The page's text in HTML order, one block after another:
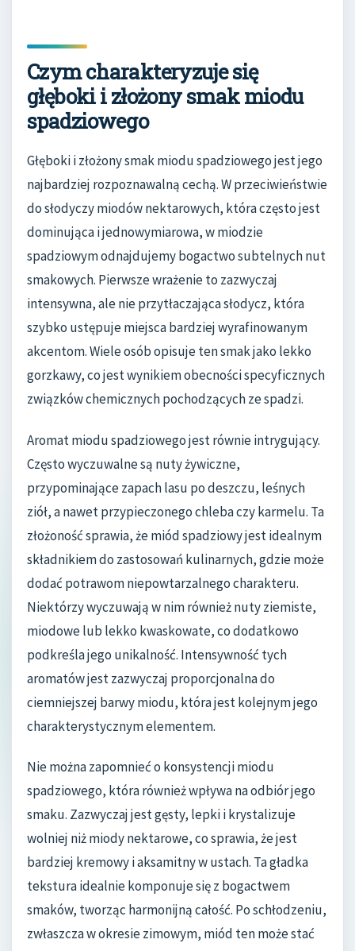
Czym charakteryzuje się
głęboki i złożony smak miodu
spadziowego
Głęboki i złożony smak miodu spadziowego jest jego
najbardziej rozpoznawalną cechą. W przeciwieństwie
do słodyczy miodów nektarowych, która często jest
dominująca i jednowymiarowa, w miodzie
spadziowym odnajdujemy bogactwo subtelnych nut
smakowych. Pierwsze wrażenie to zazwyczaj
intensywna, ale nie przytłaczająca słodycz, która
szybko ustępuje miejsca bardziej wyrafinowanym
akcentom. Wiele osób opisuje ten smak jako lekko
gorzkawy, co jest wynikiem obecności specyficznych
związków chemicznych pochodzących ze spadzi.
Aromat miodu spadziowego jest równie intrygujący.
Często wyczuwalne są nuty żywiczne,
przypominające zapach lasu po deszczu, leśnych
ziół, a nawet przypieczonego chleba czy karmelu. Ta
złożoność sprawia, że miód spadziowy jest idealnym
składnikiem do zastosowań kulinarnych, gdzie może
dodać potrawom niepowtarzalnego charakteru.
Niektórzy wyczuwają w nim również nuty ziemiste,
miodowe lub lekko kwaskowate, co dodatkowo
podkreśla jego unikalność. Intensywność tych
aromatów jest zazwyczaj proporcjonalna do
ciemniejszej barwy miodu, która jest kolejnym jego
charakterystycznym elementem.
Nie można zapomnieć o konsystencji miodu
spadziowego, która również wpływa na odbiór jego
smaku. Zazwyczaj jest gęsty, lepki i krystalizuje
wolniej niż miody nektarowe, co sprawia, że jest
bardziej kremowy i aksamitny w ustach. Ta gładka
tekstura idealnie komponuje się z bogactwem
smaków, tworząc harmonijną całość. Po schłodzeniu,
zwłaszcza w okresie zimowym, miód ten może stać